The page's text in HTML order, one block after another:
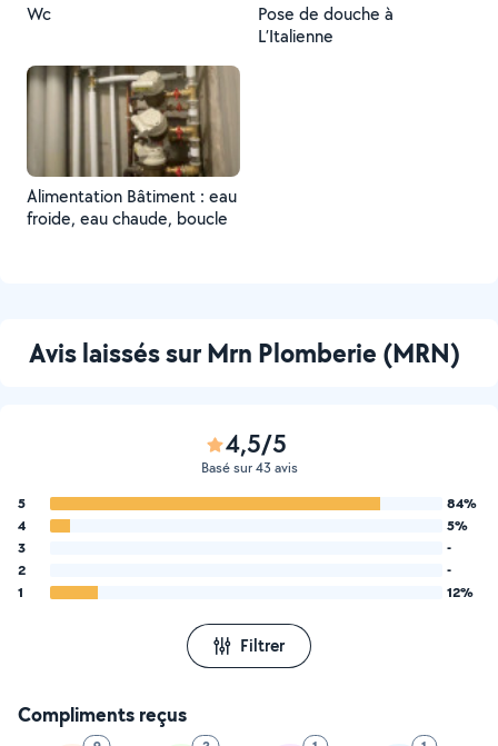
Wc
Pose de douche à
L’Italienne
Alimentation Bâtiment : eau
froide, eau chaude, boucle
Avis laissés sur Mrn Plomberie (MRN)
4,5/5
Basé sur 43 avis
5
84%
4
5%
3
-
2
-
1
12%
Filtrer
Compliments reçus